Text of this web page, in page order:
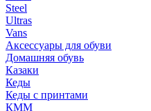
Steel
Ultras
Vans
Аксессуары для обуви
Домашняя обувь
Казаки
Кеды
Кеды с принтами
КММ